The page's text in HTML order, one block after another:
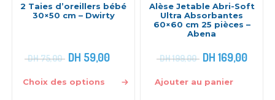
2 Taies d’oreillers bébé
30×50 cm – Dwirty
DH75,00 DH 59,00
Choix des options
Alèse Jetable Abri-Soft
Ultra Absorbantes
60×60 cm 25 pièces –
Abena
DH199,00 DH 169,00
Ajouter au panier